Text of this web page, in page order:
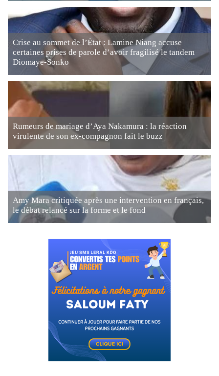
Crise au sommet de l’État : Lamine Niang accuse
certaines prises de parole d’avoir fragilisé le tandem
Diomaye-Sonko
Rumeurs de mariage d’Aya Nakamura : la réaction
virulente de son ex-compagnon fait le buzz
Amy Mara critiquée après une intervention en français,
le débat relancé sur la forme et le fond